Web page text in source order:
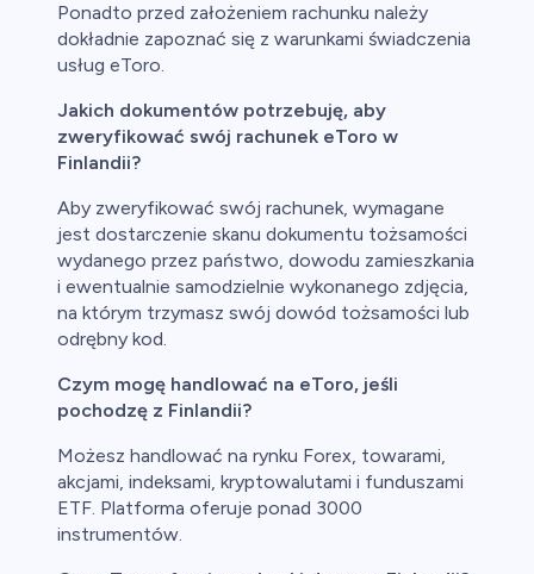
Ponadto przed założeniem rachunku należy
dokładnie zapoznać się z warunkami świadczenia
usług eToro.
Jakich dokumentów potrzebuję, aby
zweryfikować swój rachunek eToro w
Finlandii?
Aby zweryfikować swój rachunek, wymagane
jest dostarczenie skanu dokumentu tożsamości
wydanego przez państwo, dowodu zamieszkania
i ewentualnie samodzielnie wykonanego zdjęcia,
na którym trzymasz swój dowód tożsamości lub
odrębny kod.
Czym mogę handlować na eToro, jeśli
pochodzę z Finlandii?
Możesz handlować na rynku Forex, towarami,
akcjami, indeksami, kryptowalutami i funduszami
ETF. Platforma oferuje ponad 3000
instrumentów.